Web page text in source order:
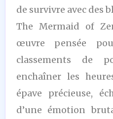
de survivre avec des
The Mermaid of
œuvre pensée
classements de
enchaîner les
épave précieuse,
d’une émotion